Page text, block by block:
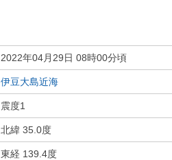
2022年04月29日 08時00分頃
伊豆大島近海
震度1
北緯 35.0度
東経 139.4度